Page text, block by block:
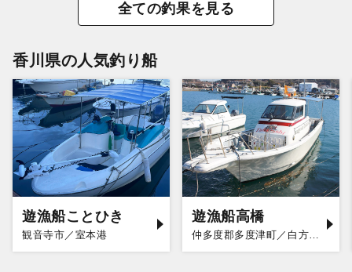
全ての釣果を見る
香川県の人気釣り船
遊漁船ことひき
観音寺市／室本港
遊漁船高橋
仲多度郡多度津町／白方漁港